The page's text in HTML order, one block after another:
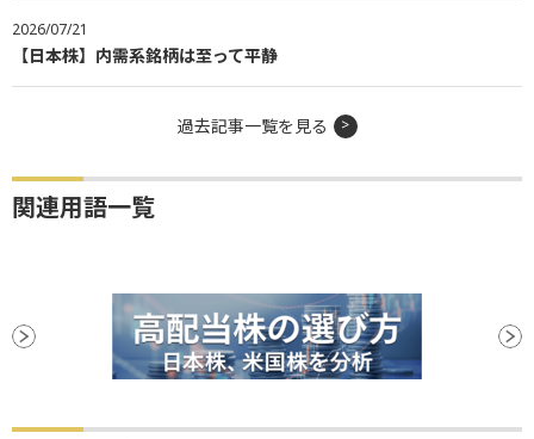
2026/07/21
【日本株】内需系銘柄は至って平静
過去記事一覧を見る
関連用語一覧